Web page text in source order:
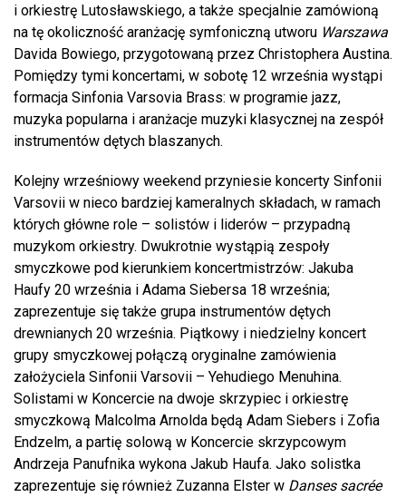
i orkiestrę Lutosławskiego, a także specjalnie zamówioną
na tę okoliczność aranżację symfoniczną utworu Warszawa
Davida Bowiego, przygotowaną przez Christophera Austina.
Pomiędzy tymi koncertami, w sobotę 12 września wystąpi
formacja Sinfonia Varsovia Brass: w programie jazz,
muzyka popularna i aranżacje muzyki klasycznej na zespół
instrumentów dętych blaszanych.
Kolejny wrześniowy weekend przyniesie koncerty Sinfonii
Varsovii w nieco bardziej kameralnych składach, w ramach
których główne role – solistów i liderów – przypadną
muzykom orkiestry. Dwukrotnie wystąpią zespoły
smyczkowe pod kierunkiem koncertmistrzów: Jakuba
Haufy 20 września i Adama Siebersa 18 września;
zaprezentuje się także grupa instrumentów dętych
drewnianych 20 września. Piątkowy i niedzielny koncert
grupy smyczkowej połączą oryginalne zamówienia
założyciela Sinfonii Varsovii – Yehudiego Menuhina.
Solistami w Koncercie na dwoje skrzypiec i orkiestrę
smyczkową Malcolma Arnolda będą Adam Siebers i Zofia
Endzelm, a partię solową w Koncercie skrzypcowym
Andrzeja Panufnika wykona Jakub Haufa. Jako solistka
zaprezentuje się również Zuzanna Elster w Danses sacrée